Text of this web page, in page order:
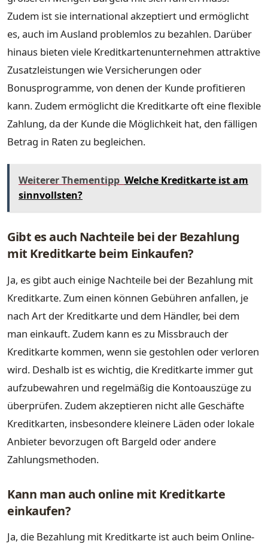
Zudem ist sie international akzeptiert und ermöglicht
es, auch im Ausland problemlos zu bezahlen. Darüber
hinaus bieten viele Kreditkartenunternehmen attraktive
Zusatzleistungen wie Versicherungen oder
Bonusprogramme, von denen der Kunde profitieren
kann. Zudem ermöglicht die Kreditkarte oft eine flexible
Zahlung, da der Kunde die Möglichkeit hat, den fälligen
Betrag in Raten zu begleichen.
Weiterer Thementipp Welche Kreditkarte ist am
sinnvollsten?
Gibt es auch Nachteile bei der Bezahlung
mit Kreditkarte beim Einkaufen?
Ja, es gibt auch einige Nachteile bei der Bezahlung mit
Kreditkarte. Zum einen können Gebühren anfallen, je
nach Art der Kreditkarte und dem Händler, bei dem
man einkauft. Zudem kann es zu Missbrauch der
Kreditkarte kommen, wenn sie gestohlen oder verloren
wird. Deshalb ist es wichtig, die Kreditkarte immer gut
aufzubewahren und regelmäßig die Kontoauszüge zu
überprüfen. Zudem akzeptieren nicht alle Geschäfte
Kreditkarten, insbesondere kleinere Läden oder lokale
Anbieter bevorzugen oft Bargeld oder andere
Zahlungsmethoden.
Kann man auch online mit Kreditkarte
einkaufen?
Ja, die Bezahlung mit Kreditkarte ist auch beim Online-